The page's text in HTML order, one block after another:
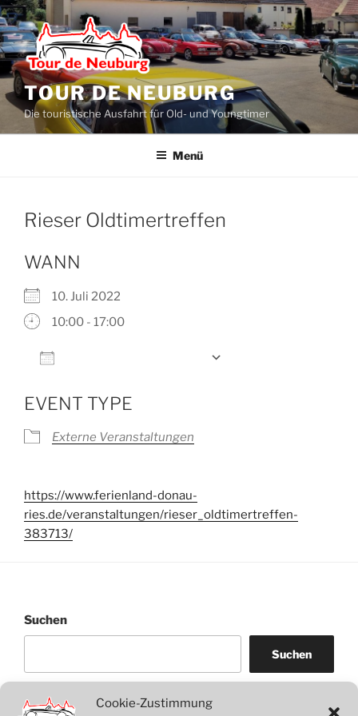
Cookie-Zustimmung
Zum
Inhalt
springen
TOUR DE NEUBURG
Die touristische Ausfahrt für Old- und Youngtimer
Menü
Rieser Oldtimertreffen
WANN
10. Juli 2022
10:00 - 17:00
EVENT TYPE
Externe Veranstaltungen
https://www.ferienland-donau-
ries.de/veranstaltungen/rieser_oldtimertreffen-
383713/
Suchen
Suchen